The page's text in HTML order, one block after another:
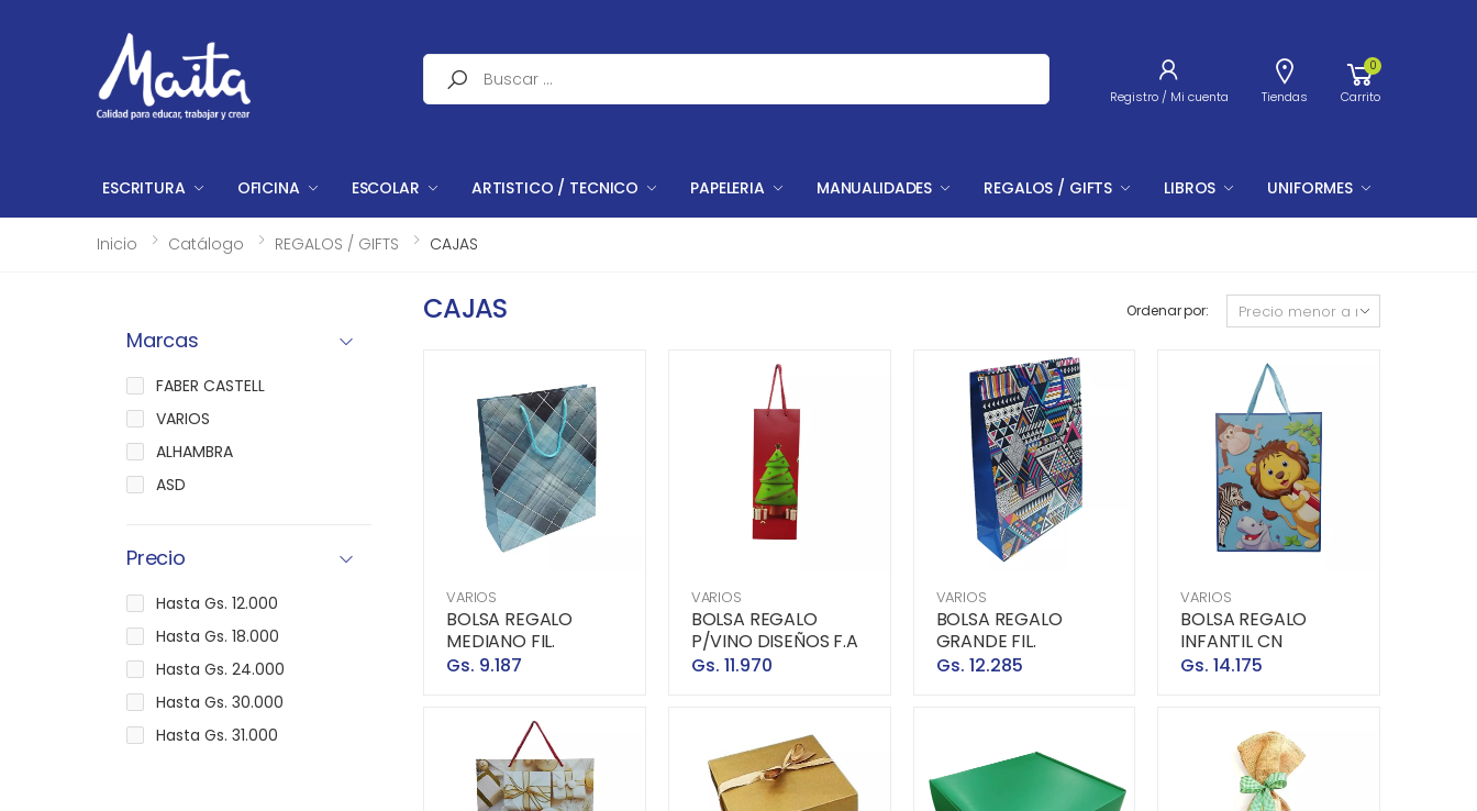
Buscar
Registro / Mi cuenta Tiendas
0
Carrito
ESCRITURA OFICINA ESCOLAR ARTISTICO / TECNICO PAPELERIA MANUALIDADES REGALOS / GIFTS LIBROS UNIFORMES
Inicio Catálogo REGALOS / GIFTS CAJAS
CAJAS Ordenar por:
VARIOS
BOLSA REGALO
MEDIANO FIL.
Gs. 9.187
VARIOS
BOLSA REGALO
P/VINO DISEÑOS F.A
Gs. 11.970
VARIOS
BOLSA REGALO
GRANDE FIL.
Gs. 12.285
VARIOS
BOLSA REGALO
INFANTIL CN
Gs. 14.175
Marcas
FABER CASTELL
VARIOS
ALHAMBRA
ASD
Precio
Hasta Gs. 12.000
Hasta Gs. 18.000
Hasta Gs. 24.000
Hasta Gs. 30.000
Hasta Gs. 31.000